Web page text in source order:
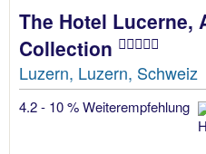
The Hotel Lucerne,
Collection
Luzern, Luzern, Schweiz
4.2 - 10 % Weiterempfehlung